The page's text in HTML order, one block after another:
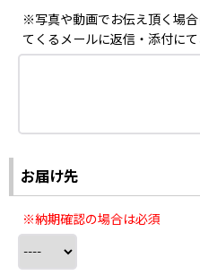
※写真や動画でお伝え頂く場
てくるメールに返信・添付に
お届け先
※納期確認の場合は必須